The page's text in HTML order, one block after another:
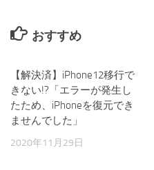
おすすめ
【解決済】iPhone12移行で
きない!?「エラーが発生し
たため、iPhoneを復元でき
ませんでした」
2020年11月29日